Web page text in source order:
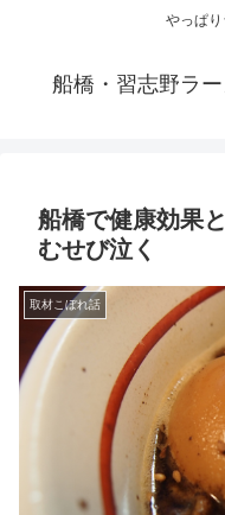
やっぱり
船橋・習志野ラ
船橋で健康効果
むせび泣く
取材こぼれ話